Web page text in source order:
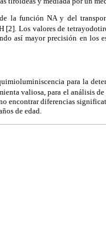
la función NA y del
Los valores de
así mayor precisión en los
para la
valiosa, para el análisis
encontrar diferencias
de edad.